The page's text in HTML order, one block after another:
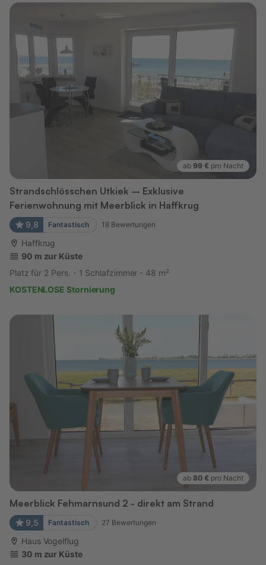
ab 99 € pro Nacht
Strandschlösschen Utkiek – Exklusive
Ferienwohnung mit Meerblick in Haffkrug
9,8 Fantastisch 18 Bewertungen
Haffkrug
90 m zur Küste
Platz für 2 Pers.
1 Schlafzimmer
48 m²
KOSTENLOSE Stornierung
ab 80 € pro Nacht
Meerblick Fehmarnsund 2 - direkt am Strand
9,5 Fantastisch 27 Bewertungen
Haus Vogelflug
30 m zur Küste